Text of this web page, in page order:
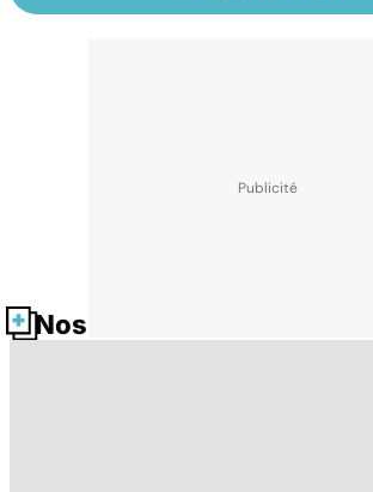
Nos fiches santé